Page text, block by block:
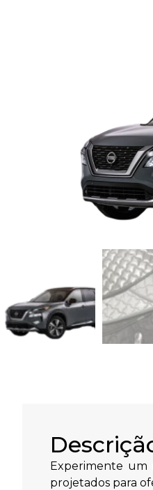
Experimente um
projetados para